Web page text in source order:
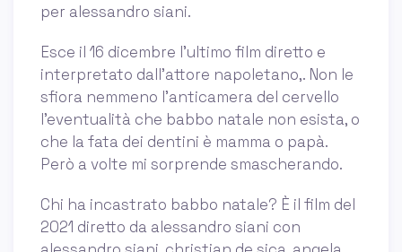
per alessandro siani.
Esce il 16 dicembre l’ultimo film diretto e
interpretato dall’attore napoletano,. Non le
sfiora nemmeno l’anticamera del cervello
l’eventualità che babbo natale non esista, o
che la fata dei dentini è mamma o papà.
Però a volte mi sorprende smascherando.
Chi ha incastrato babbo natale? È il film del
2021 diretto da alessandro siani con